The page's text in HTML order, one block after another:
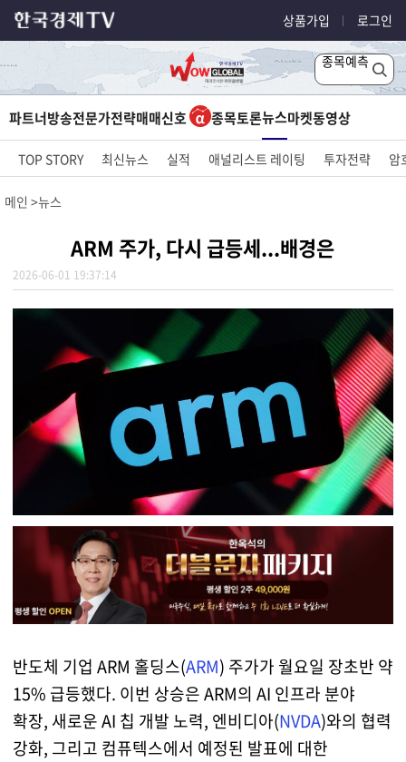
상품가입 로그인
종목예측
파트너방송전문가전략매매신호 종목토론뉴스마켓동영상
TOP STORY 최신뉴스 실적 애널리스트 레이팅 투자전략 암
메인 뉴스
ARM 주가, 다시 급등세...배경은
2026-06-01 19:37:14
반도체 기업 ARM 홀딩스(ARM) 주가가 월요일 장초반 약
15% 급등했다. 이번 상승은 ARM의 AI 인프라 분야
확장, 새로운 AI 칩 개발 노력, 엔비디아(NVDA)와의 협력
강화, 그리고 컴퓨텍스에서 예정된 발표에 대한